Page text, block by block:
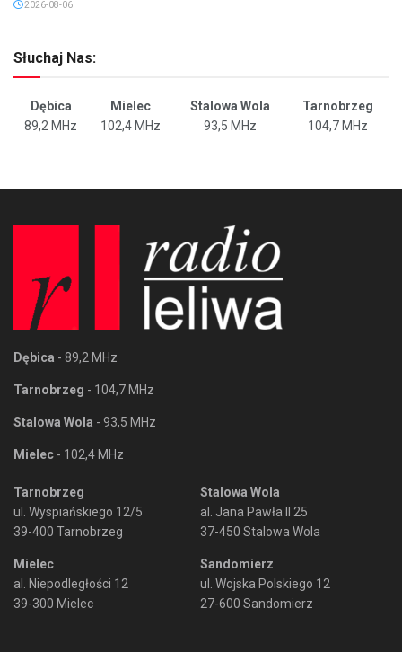
2026-08-06
Słuchaj Nas:
Dębica Mielec Stalowa Wola
Tarnobrzeg
89,2 MHz
102,4 MHz 93,5 MHz 104,7 MHz
Dębica - 89,2 MHz
Tarnobrzeg - 104,7 MHz
Stalowa Wola - 93,5 MHz
Mielec - 102,4 MHz
Tarnobrzeg
ul. Wyspiańskiego 12/5
39-400 Tarnobrzeg
Mielec
al. Niepodległości 12
39-300 Mielec
Stalowa Wola
al. Jana Pawła II 25
37-450 Stalowa Wola
Sandomierz
ul. Wojska Polskiego 12
27-600 Sandomierz